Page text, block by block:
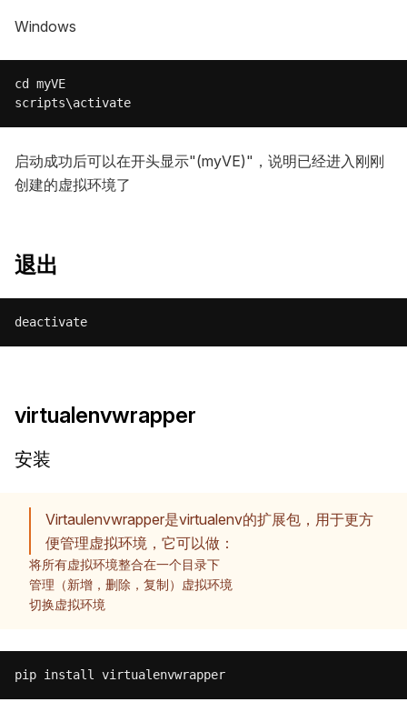
Windows
cd myVE
启动成功后可以在开头显示"(myVE)"，说明已经进入刚刚
创建的虚拟环境了
退出
virtualenvwrapper
安装
Virtaulenvwrapper是virtualenv的扩展包，用于更方
便管理虚拟环境，它可以做：
将所有虚拟环境整合在一个目录下
管理（新增，删除，复制）虚拟环境
切换虚拟环境